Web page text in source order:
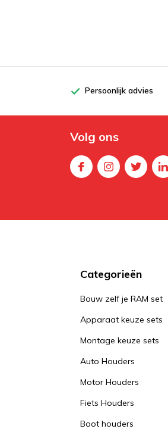
Persoonlijk advies
Volg ons
Categorieën
Bouw zelf je RAM set
Apparaat keuze sets
Montage keuze sets
Auto Houders
Motor Houders
Fiets Houders
Boot houders